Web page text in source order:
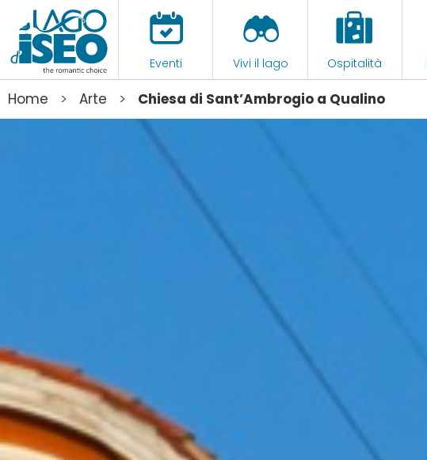
Eventi Vivi il lago Ospitalità
Home > Arte > Chiesa di Sant’Ambrogio a Qualino